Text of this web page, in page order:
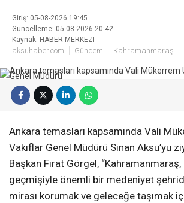
Giriş: 05-08-2026 19:45
Güncelleme: 05-08-2026 20:42
Kaynak: HABER MERKEZI
aksuhaber.com Gündem Kahramanmaraş
Ankara temasları kapsamında Vali
Vakıflar Genel Müdürü Sinan Aksu’yu
Başkan Fırat Görgel, “Kahramanmaraş,
geçmişiyle önemli bir medeniyet
mirası korumak ve geleceğe taşımak